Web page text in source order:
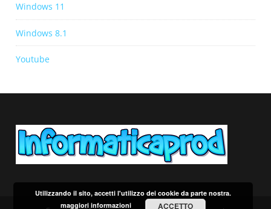
Windows 11
Windows 8.1
Youtube
Utilizzando il sito, accetti l'utilizzo dei cookie da parte nostra.
maggiori informazioni
ACCETTO